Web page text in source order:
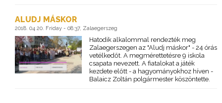
ALUDJ MÁSKOR
2018. 04 20. Friday - 08:37, Zalaegerszeg
Hatodik alkalommal rendezték meg
Zalaegerszegen az "Aludj máskor" - 24 órás
vetélkedőt. A megmérettetésre 9 iskola
csapata nevezett. A fiatalokat a játék
kezdete előtt - a hagyományokhoz híven -
Balaicz Zoltán polgármester köszöntette.